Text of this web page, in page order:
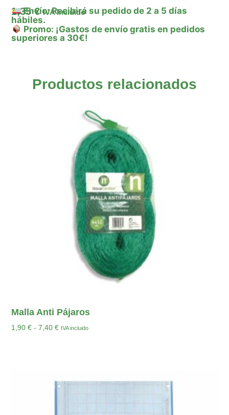
1,35€ IVA Incluido
Envío: Recibirá su pedido de 2 a 5 días
hábiles.
Promo: ¡Gastos de envío gratis en pedidos
superiores a 30€!
Productos relacionados
Malla Anti Pájaros
1,90€ - 7,40€ IVA incluido